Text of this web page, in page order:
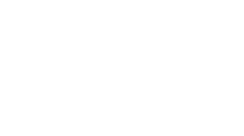
x 40 cm, 75 x 50 cm, 90 x 60 cm, 120 x 80 cm, 135 x